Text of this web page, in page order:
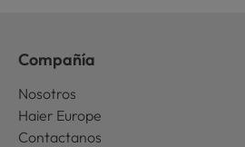
Compañía
Nosotros
Haier Europe
Contactanos